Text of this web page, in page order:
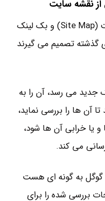
از نقشه سایت
ربات ها با استفاده از نقشه سایت (Site Map) و بک لینک
تصمیم می گیرند
می رسد، آن را به
آن ها را بررسی نماید،
و یا خرابی آن ها شود،
می کند.
گوگل به گونه ای هست
بررسی شده را برای